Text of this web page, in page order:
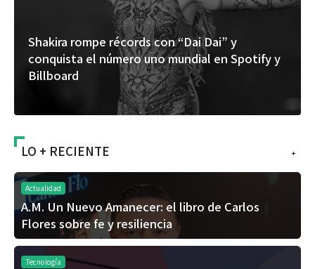
Shakira rompe récords con “Dai Dai” y
conquista el número uno mundial en Spotify y
Billboard
+
LO + RECIENTE
Actualidad
A.M. Un Nuevo Amanecer: el libro de Carlos
Flores sobre fe y resiliencia
Tecnología